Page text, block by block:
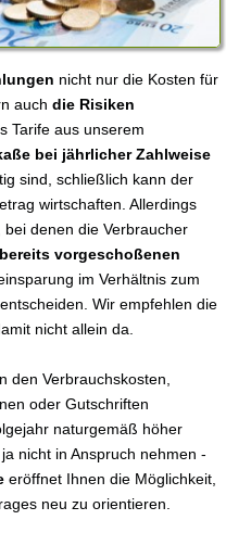
nicht nur die Kosten für
auch die Risiken
Tarife aus unserem
bei jährlicher Zahlweise
sind, schließlich kann der
wirtschaften. Allerdings
, bei denen die Verbraucher
vorgeschoßenen
im Verhältnis zum
Wir empfehlen die
nicht allein da.
den Verbrauchskosten,
oder Gutschriften
naturgemäß höher
nicht in Anspruch nehmen -
eröffnet Ihnen die Möglichkeit,
neu zu orientieren.